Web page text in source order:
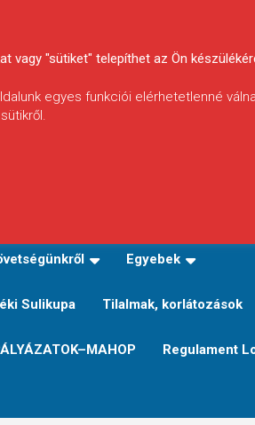
Egyebek
Sulikupa Tilalmak, korlátozások
Regulament
vagy "sütiket" telepíthet az Ön
egyes funkciói elérhetetlenné